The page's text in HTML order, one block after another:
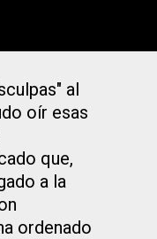
al
oír esas
que,
a la
ordenado